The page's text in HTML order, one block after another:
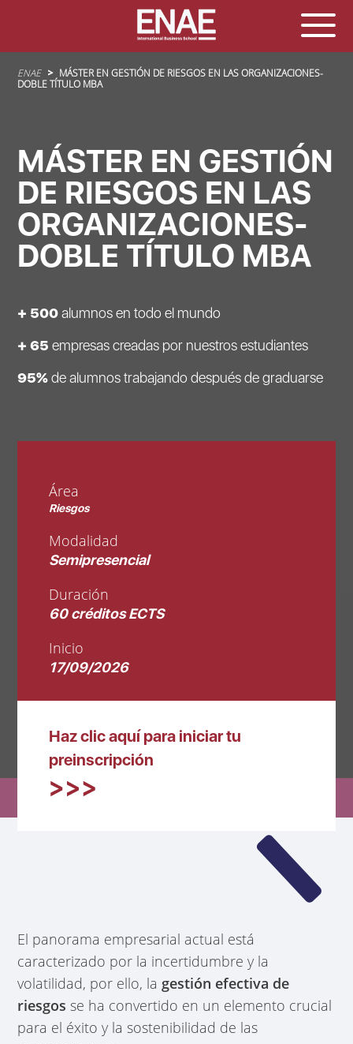
Sobrescribir enlaces de ayuda a la navegación
ENAE
MÁSTER EN GESTIÓN DE RIESGOS EN LAS ORGANIZACIONES-
DOBLE TÍTULO MBA
MÁSTER EN GESTIÓN
DE RIESGOS EN LAS
ORGANIZACIONES-
DOBLE TÍTULO MBA
+ 500alumnos en todo el mundo
+ 65empresas creadas por nuestros estudiantes
95%de alumnos trabajando después de graduarse
Área
Riesgos
Modalidad
Semipresencial
Duración
60 créditos ECTS
Inicio
17/09/2026
Haz clic aquí para iniciar tu
preinscripción
El panorama empresarial actual está
caracterizado por la incertidumbre y la
volatilidad, por ello, la gestión efectiva de
riesgos se ha convertido en un elemento crucial
para el éxito y la sostenibilidad de las